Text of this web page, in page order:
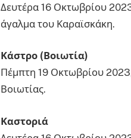
Δευτέρα 16 Οκτωβρίου
άγαλμα του Καραϊσκάκη.
Κάστρο (Βοιωτία)
Πέμπτη 19 Οκτωβρίου
Βοιωτίας.
Καστοριά